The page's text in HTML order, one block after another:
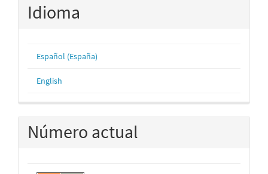
Idioma
Español (España)
English
Número actual